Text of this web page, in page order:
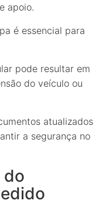
apoio.
é essencial para
pode resultar em
do veículo ou
atualizados
a segurança no
do